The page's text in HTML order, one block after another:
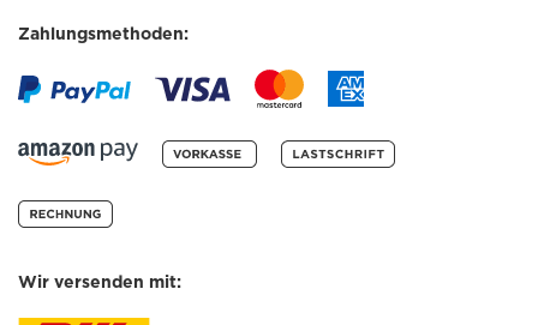
Zahlungsmethoden:
Wir versenden mit: